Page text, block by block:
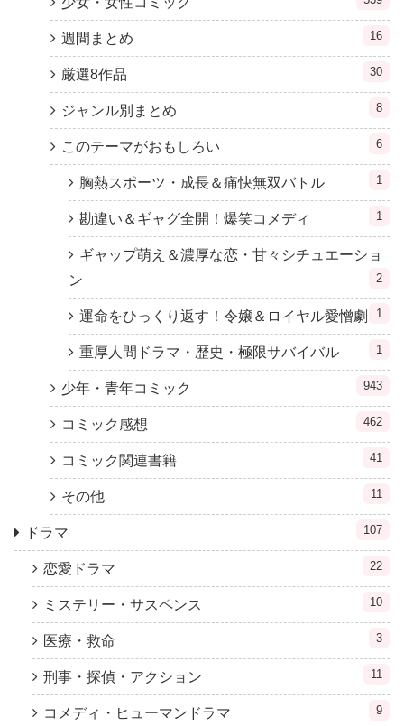
週間まとめ 16
厳選8作品 30
ジャンル別まとめ 8
このテーマがおもしろい 6
胸熱スポーツ・成長＆痛快無双バトル 1
勘違い＆ギャグ全開！爆笑コメディ 1
ギャップ萌え＆濃厚な恋・甘々シチュエーショ
ン
2
運命をひっくり返す！令嬢＆ロイヤル愛憎劇 1
重厚人間ドラマ・歴史・極限サバイバル 1
少年・青年コミック 943
コミック感想 462
コミック関連書籍 41
その他 11
ドラマ 107
恋愛ドラマ 22
ミステリー・サスペンス 10
医療・救命 3
刑事・探偵・アクション 11
コメディ・ヒューマンドラマ 9